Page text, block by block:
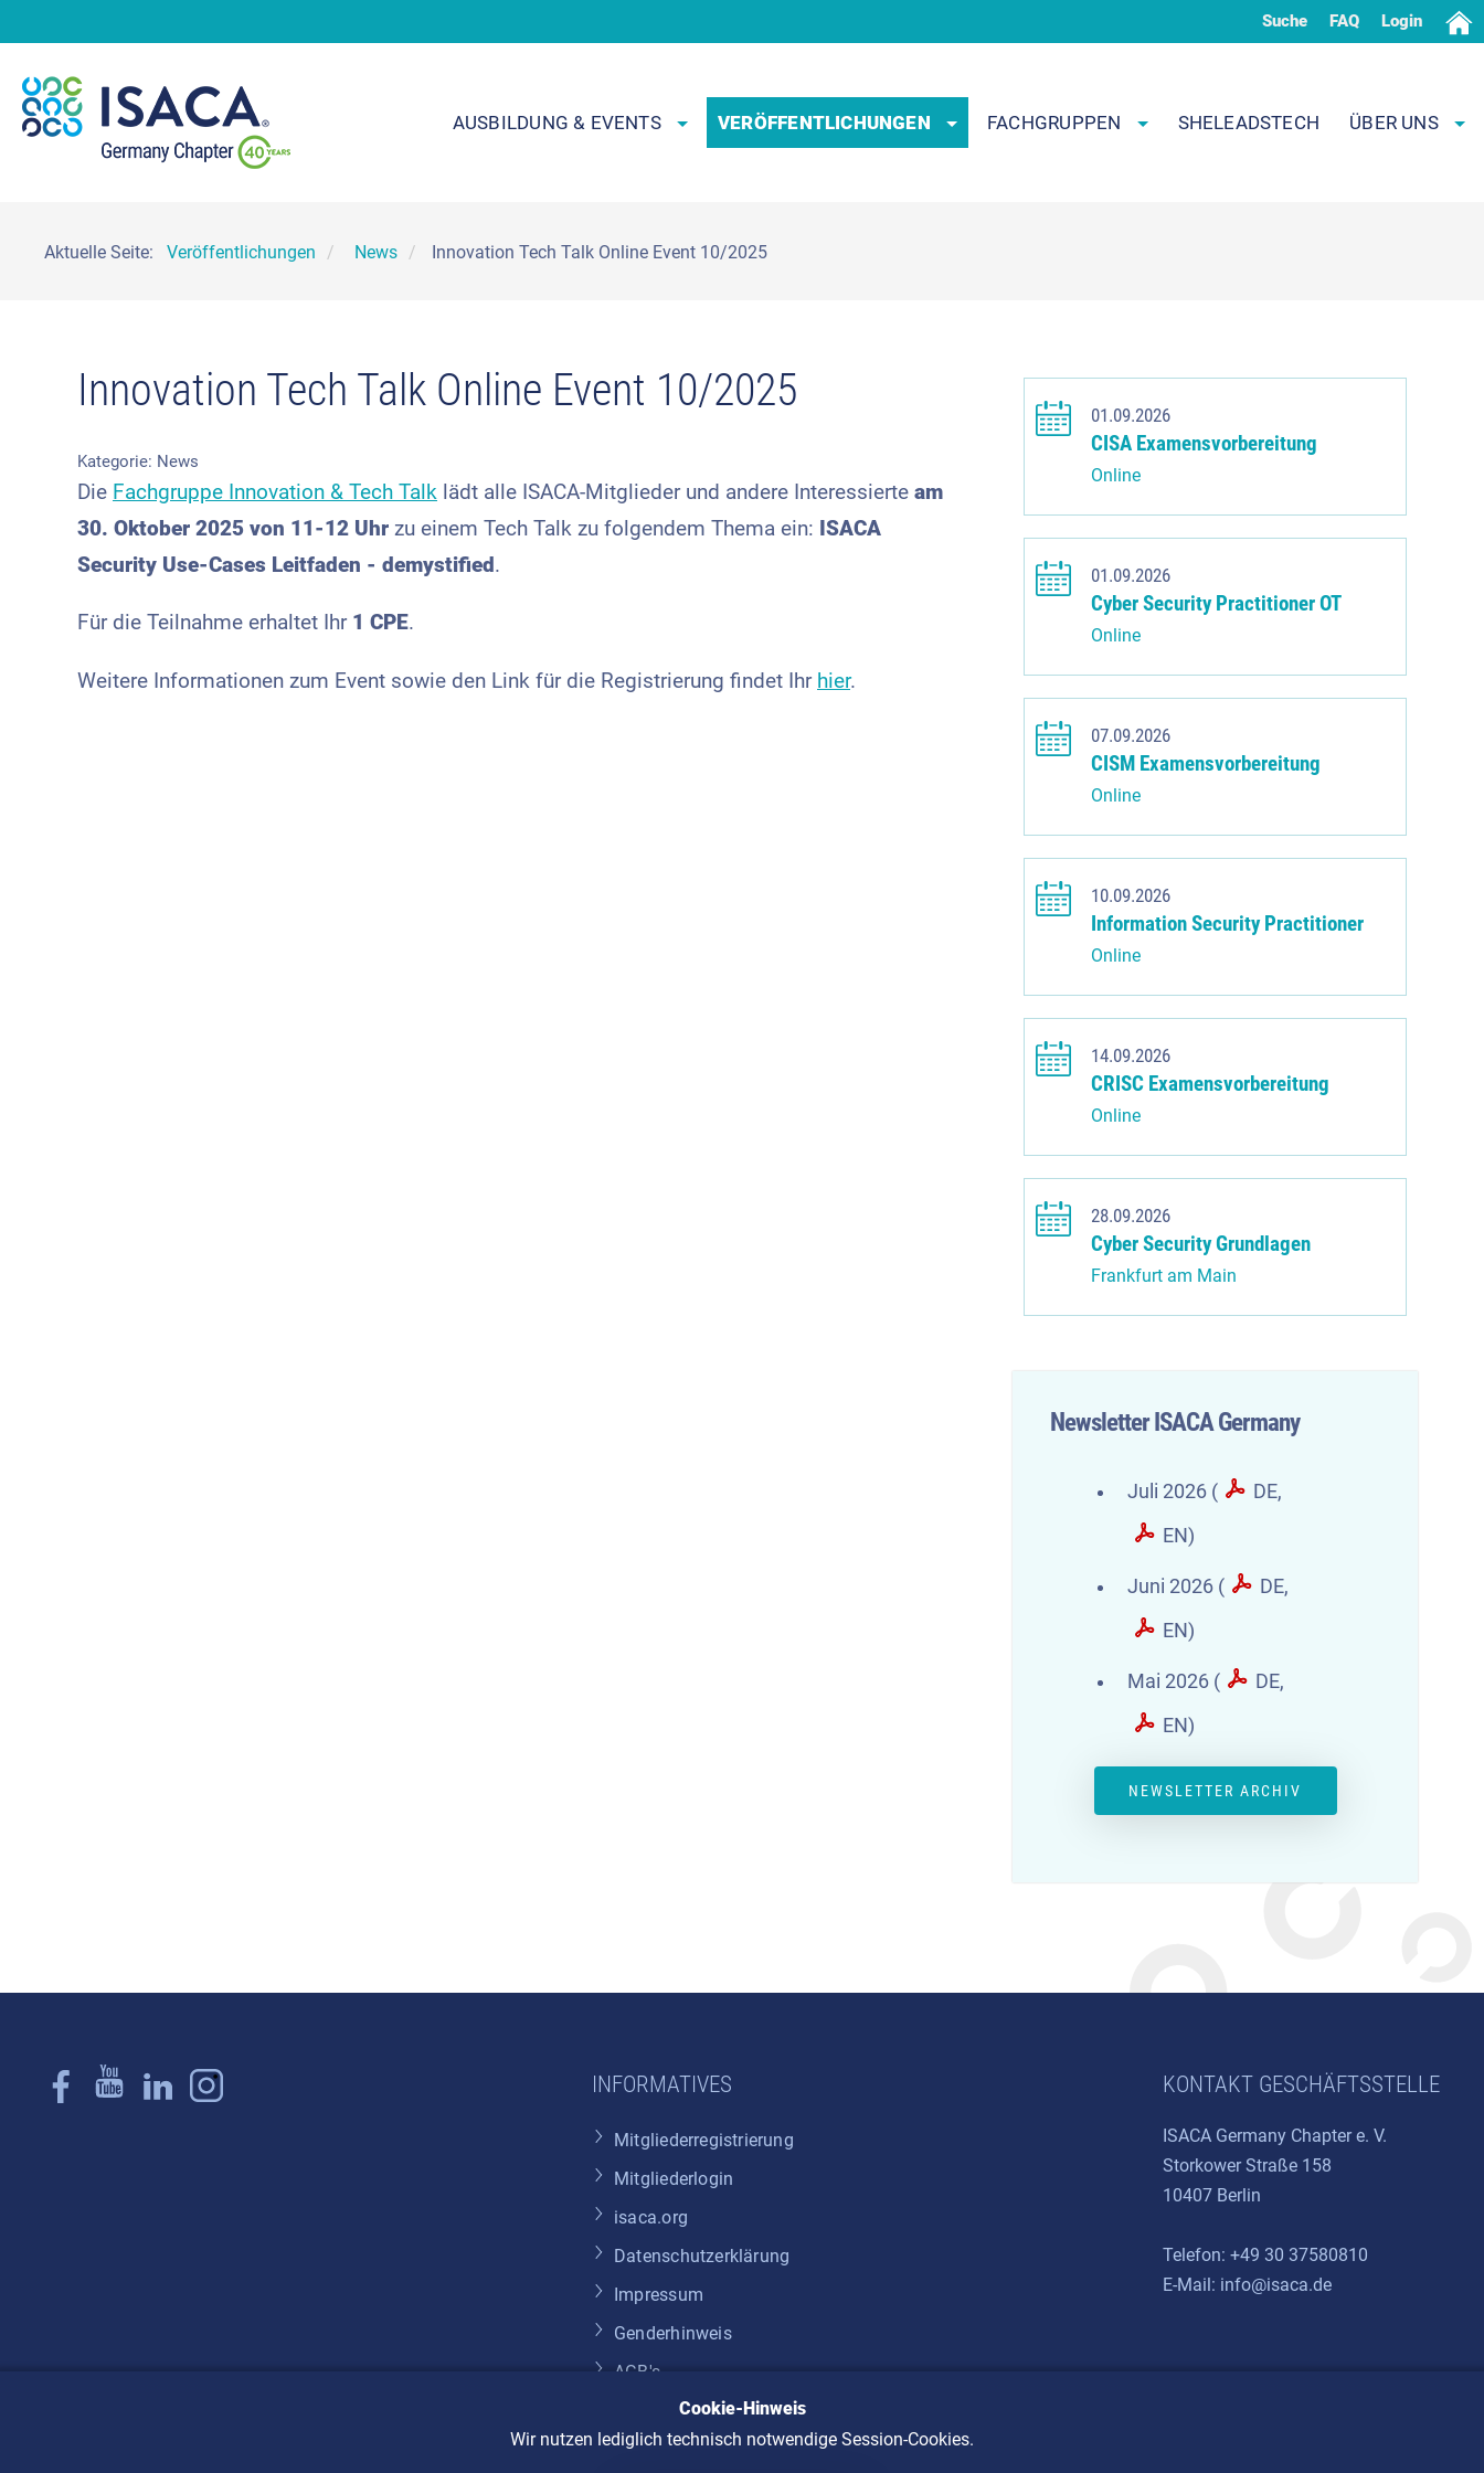
Suche FAQ Login
AUSBILDUNG & EVENTS VERÖFFENTLICHUNGEN FACHGRUPPEN SHELEADSTECH ÜBER UNS
Aktuelle Seite: Veröffentlichungen News Innovation Tech Talk Online Event 10/2025
Innovation Tech Talk Online Event 10/2025
Kategorie: News
Die Fachgruppe Innovation & Tech Talk lädt alle ISACA-Mitglieder und andere Interessierte am
30. Oktober 2025 von 11-12 Uhr zu einem Tech Talk zu folgendem Thema ein: ISACA
Security Use-Cases Leitfaden - demystified.
Für die Teilnahme erhaltet Ihr 1 CPE.
Weitere Informationen zum Event sowie den Link für die Registrierung findet Ihr hier.
01.09.2026
CISA Examensvorbereitung
Online
01.09.2026
Cyber Security Practitioner OT
Online
07.09.2026
CISM Examensvorbereitung
Online
10.09.2026
Information Security Practitioner
Online
14.09.2026
CRISC Examensvorbereitung
Online
28.09.2026
Cyber Security Grundlagen
Frankfurt am Main
Newsletter ISACA Germany
Juli 2026 ( DE,
EN)
Juni 2026 ( DE,
EN)
Mai 2026 ( DE,
EN)
NEWSLETTER ARCHIV
INFORMATIVES
Mitgliederregistrierung
Mitgliederlogin
isaca.org
Datenschutzerklärung
Impressum
Genderhinweis
AGB's
Widerruf
KONTAKT GESCHÄFTSSTELLE
ISACA Germany Chapter e. V.
Storkower Straße 158
10407 Berlin
Telefon: +49 30 37580810
E-Mail: info@isaca.de
Cookie-Hinweis
Wir nutzen lediglich technisch notwendige Session-Cookies.